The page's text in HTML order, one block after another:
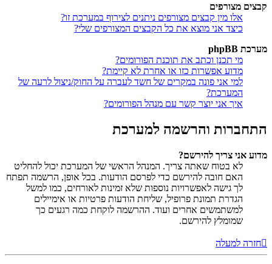
קבצים מצורפים
אלו מין קבצים מצורפים ניתנים לצירוף במערכת זו?
כיצד אני מוצא את כל הקבצים המצורפים שלי?
מערכת phpBB
מי תכנן וכתב את תוכנת הפורומים?
מדוע אפשרות כזו או אחרת לא קיימת?
למי אני פונה במקרים של חשד לעברה על החוק/ניצול לרעה של
המערכת?
איך אני יוצר קשר עם מנהל הפורומים?
התחברות והרשמה למערכת
מדוע אני צריך להירשם?
לא בטוח שאתה צריך. המנהל הראשי של המערכת יכול להחליט
האם חובה להירשם כדי לפרסם הודעות. בכל אופן, הרשמה תפתח
לך גישה לאפשרויות נוספות שלא זמינות לאורחים, כמו למשל
הגדרת תמונת פרופיל, שליחת הודעות פרטיות או אימיילים
למשתמשים אחרים ועוד. ההרשמה לוקחת כמה רגעים כך
שמומלץ להירשם.
חזרה למעלה